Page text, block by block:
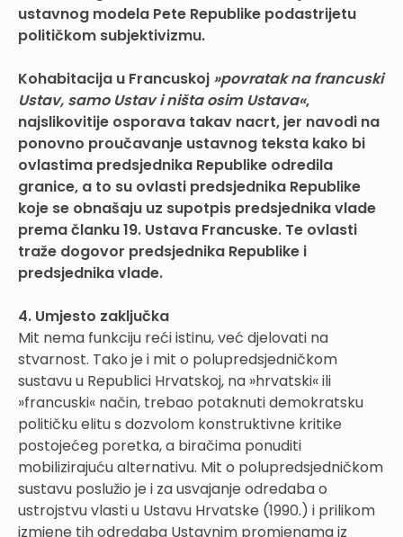
ustavnog modela Pete Republike podastrijetu
političkom subjektivizmu.
Kohabitacija u Francuskoj »povratak na francuski
Ustav, samo Ustav i ništa osim Ustava«,
najslikovitije osporava takav nacrt, jer navodi na
ponovno proučavanje ustavnog teksta kako bi
ovlastima predsjednika Republike odredila
granice, a to su ovlasti predsjednika Republike
koje se obnašaju uz supotpis predsjednika vlade
prema članku 19. Ustava Francuske. Te ovlasti
traže dogovor predsjednika Republike i
predsjednika vlade.
4. Umjesto zaključka
Mit nema funkciju reći istinu, već djelovati na
stvarnost. Tako je i mit o polupredsjedničkom
sustavu u Republici Hrvatskoj, na »hrvatski« ili
»francuski« način, trebao potaknuti demokratsku
političku elitu s dozvolom konstruktivne kritike
postojećeg poretka, a biračima ponuditi
mobilizirajuću alternativu. Mit o polupredsjedničkom
sustavu poslužio je i za usvajanje odredaba o
ustrojstvu vlasti u Ustavu Hrvatske (1990.) i prilikom
izmjene tih odredaba Ustavnim promjenama iz